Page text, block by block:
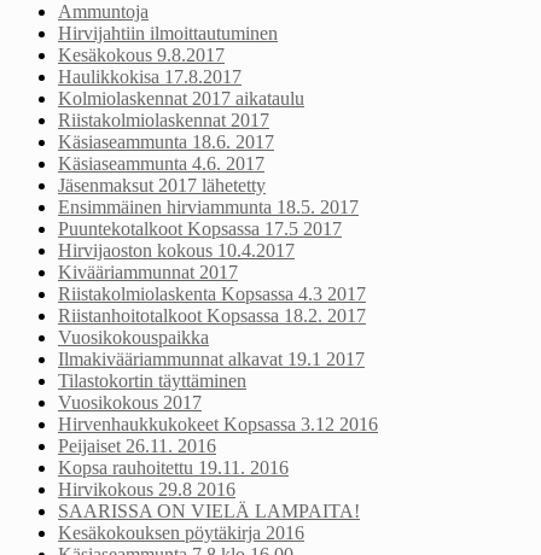
Ammuntoja
Hirvijahtiin ilmoittautuminen
Kesäkokous 9.8.2017
Haulikkokisa 17.8.2017
Kolmiolaskennat 2017 aikataulu
Riistakolmiolaskennat 2017
Käsiaseammunta 18.6. 2017
Käsiaseammunta 4.6. 2017
Jäsenmaksut 2017 lähetetty
Ensimmäinen hirviammunta 18.5. 2017
Puuntekotalkoot Kopsassa 17.5 2017
Hirvijaoston kokous 10.4.2017
Kivääriammunnat 2017
Riistakolmiolaskenta Kopsassa 4.3 2017
Riistanhoitotalkoot Kopsassa 18.2. 2017
Vuosikokouspaikka
Ilmakivääriammunnat alkavat 19.1 2017
Tilastokortin täyttäminen
Vuosikokous 2017
Hirvenhaukkukokeet Kopsassa 3.12 2016
Peijaiset 26.11. 2016
Kopsa rauhoitettu 19.11. 2016
Hirvikokous 29.8 2016
SAARISSA ON VIELÄ LAMPAITA!
Kesäkokouksen pöytäkirja 2016